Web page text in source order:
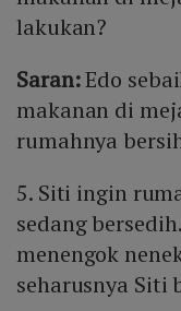
lakukan?
Saran:Edo
makanan di
rumahnya
5. Siti ingin
sedang
menengok
seharusnya Siti